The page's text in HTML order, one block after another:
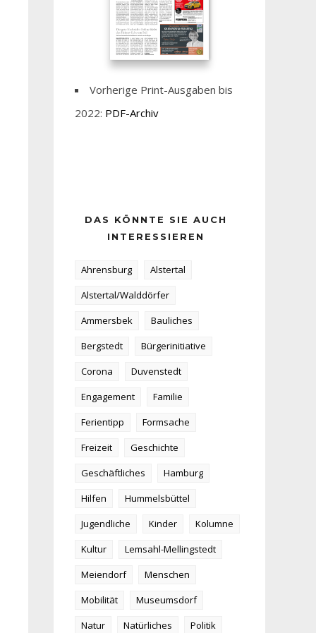
Vorherige Print-Ausgaben bis
2022: PDF-Archiv
DAS KÖNNTE SIE AUCH
INTERESSIEREN
Ahrensburg
Alstertal
Alstertal/Walddörfer
Ammersbek
Bauliches
Bergstedt
Bürgerinitiative
Corona
Duvenstedt
Engagement
Familie
Ferientipp
Formsache
Freizeit
Geschichte
Geschäftliches
Hamburg
Hilfen
Hummelsbüttel
Jugendliche
Kinder
Kolumne
Kultur
Lemsahl-Mellingstedt
Meiendorf
Menschen
Mobilität
Museumsdorf
Natur
Natürliches
Politik